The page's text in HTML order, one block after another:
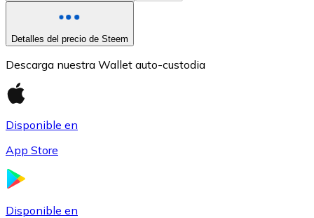
Detalles del precio de Steem
Descarga nuestra Wallet auto-custodia
Disponible en
App Store
Disponible en